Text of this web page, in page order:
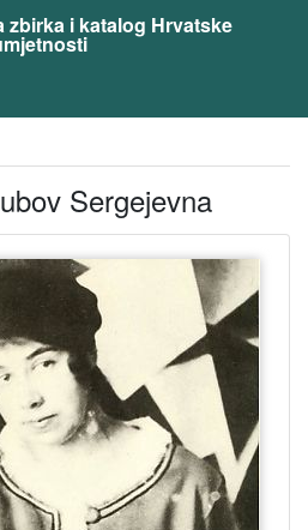
zbirka i katalog Hrvatske
Sergejevna